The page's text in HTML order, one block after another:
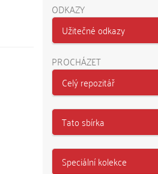
ODKAZY
Užitečné odkazy
PROCHÁZET
Celý repozitář
Tato sbírka
Speciální kolekce